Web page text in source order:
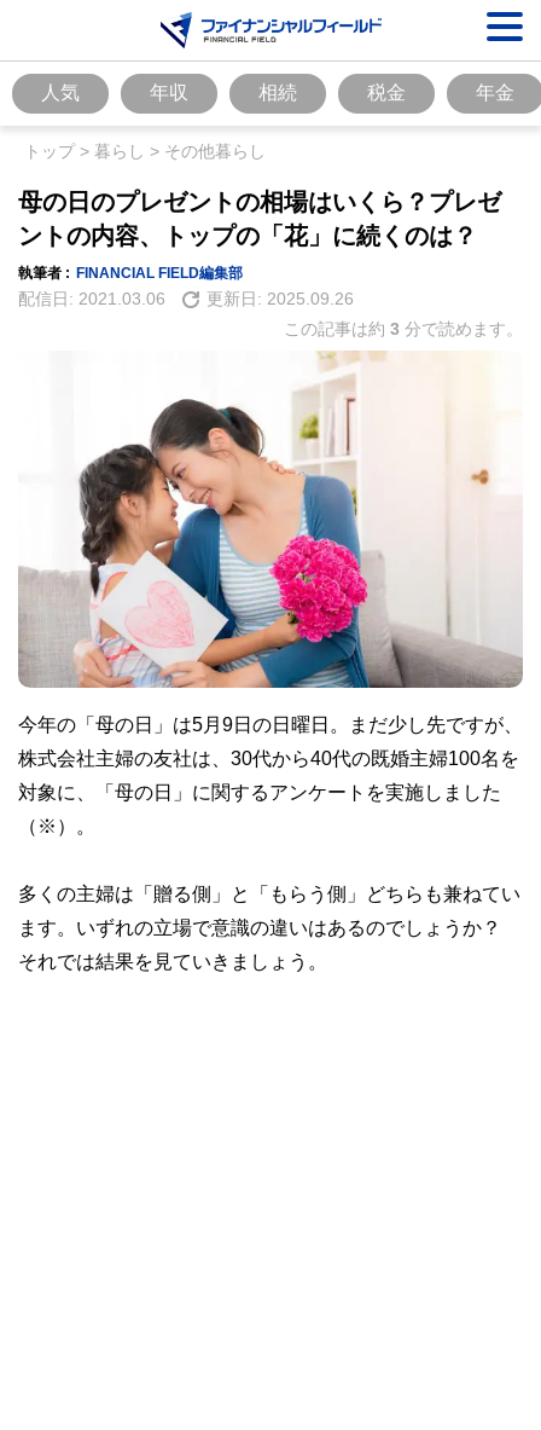
人気 年収 相続 税金 年金
トップ> 暮らし > その他暮らし
母の日のプレゼントの相場はいくら？プレゼ
ントの内容、トップの「花」に続くのは？
執筆者 : FINANCIAL FIELD編集部
配信日: 2021.03.06 更新日: 2025.09.26
この記事は約 3 分で読めます。
今年の「母の日」は5月9日の日曜日。まだ少し先ですが、
株式会社主婦の友社は、30代から40代の既婚主婦100名を
対象に、「母の日」に関するアンケートを実施しました
（※）。
多くの主婦は「贈る側」と「もらう側」どちらも兼ねてい
ます。いずれの立場で意識の違いはあるのでしょうか？
それでは結果を見ていきましょう。